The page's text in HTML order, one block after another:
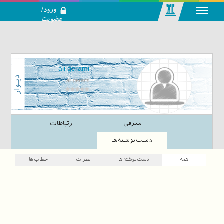
تحلیلی بازار
سرمایه
ورود/
عضویت
ali gerami
ali gerami
معرفی ارتباطات
دست‌نوشته‌ها
همه دست‌نوشته‌ها نظرات خطاب‌ها